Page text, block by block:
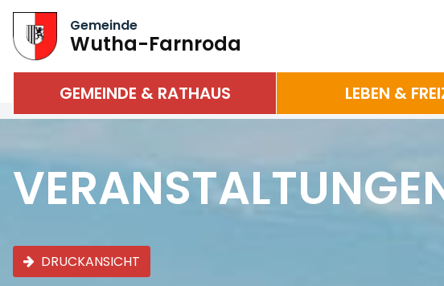
Gemeinde
Wutha-Farnroda
GEMEINDE & RATHAUS LEBEN &
DRUCKANSICHT